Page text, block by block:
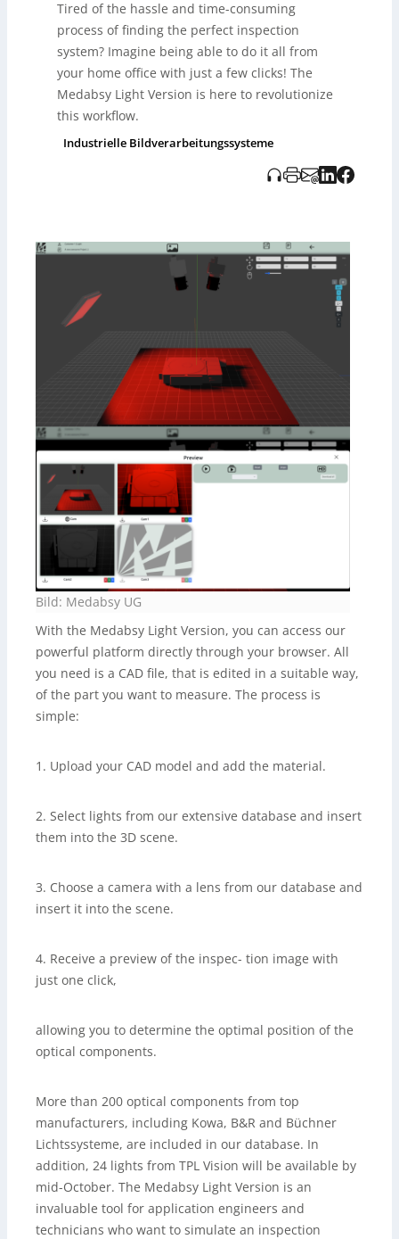
Ingenieure und Techniker, die Systeme vorab simulieren
möchten, sowie für Vertriebsmitarbeiter zur
Demonstration an potenzielle Kunden. Zusätzlich
ermöglicht die Plattform, eigene optische Komponenten
hochzuladen, wodurch Systemintegratoren und große
Fertigungsunternehmen Testmöglichkeiten erhalten.
Eine Pro-Version mit erweiterten Funktionen, die von
Tired of the hassle and time-consuming
process of finding the perfect inspection
system? Imagine being able to do it all from
your home office with just a few clicks! The
Medabsy Light Version is here to revolutionize
this workflow.
Industrielle Bildverarbeitungssysteme
Bild: Medabsy UG
With the Medabsy Light Version, you can access our
powerful platform directly through your browser. All
you need is a CAD file, that is edited in a suitable way,
of the part you want to measure. The process is
simple:
1. Upload your CAD model and add the material.
2. Select lights from our extensive database and insert
them into the 3D scene.
3. Choose a camera with a lens from our database and
insert it into the scene.
4. Receive a preview of the inspec- tion image with
just one click,
allowing you to determine the optimal position of the
optical components.
More than 200 optical components from top
manufacturers, including Kowa, B&R and Büchner
Lichtssysteme, are included in our database. In
addition, 24 lights from TPL Vision will be available by
mid-October. The Medabsy Light Version is an
invaluable tool for application engineers and
technicians who want to simulate an inspection